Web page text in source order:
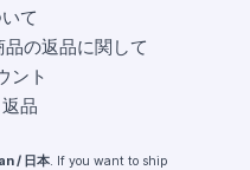
て
の返品に関して
ント
品
/ 日本. If you want to ship